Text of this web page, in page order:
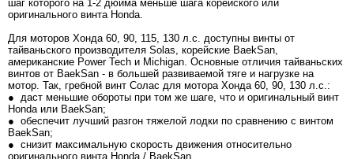
шаг которого на 1-2 дюйма меньше шага корейского или
оригинального винта Honda.
Для моторов Хонда 60, 90, 115, 130 л.с. доступны винты от
тайваньского производителя Solas, корейские BaekSan,
американские Power Tech и Michigan. Основные отличия тайваньских
винтов от BaekSan - в большей развиваемой тяге и нагрузке на
мотор. Так, гребной винт Солас для мотора Хонда 60, 90, 130 л.с.:
● даст меньшие обороты при том же шаге, что и оригинальный винт
Honda или BaekSan;
● обеспечит лучший разгон тяжелой лодки по сравнению с винтом
BaekSan;
● снизит максимальную скорость движения относительно
оригинального винта Honda / BaekSan.